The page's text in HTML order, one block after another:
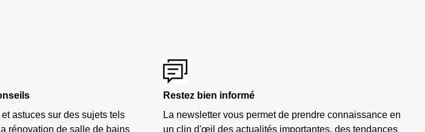
astuces sur des sujets tels
rénovation de salle de bains
Restez bien informé
La newsletter vous permet de prendre connaissance en
un clin d'œil des actualités importantes, des tendances